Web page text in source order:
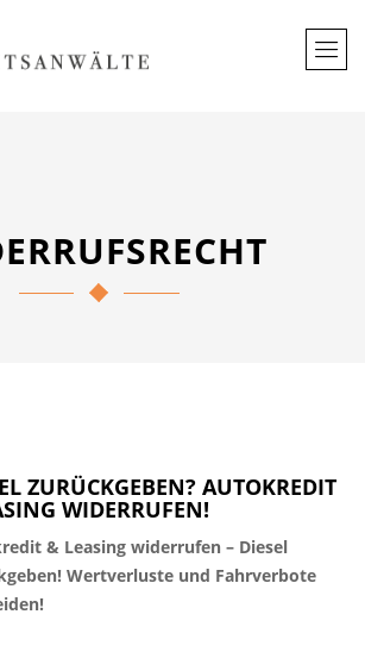
ZURÜCKGEBEN? AUTOKREDIT
WIDERRUFEN!
& Leasing widerrufen – Diesel
Wertverluste und Fahrverbote